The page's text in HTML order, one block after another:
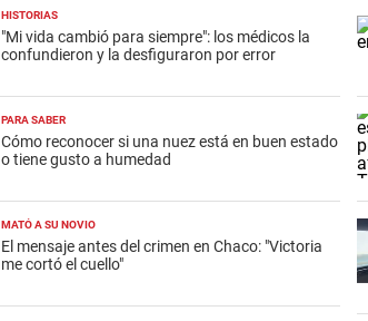
HISTORIAS
"Mi vida cambió para siempre": los médicos la
confundieron y la desfiguraron por error
PARA SABER
Cómo reconocer si una nuez está en buen estado
o tiene gusto a humedad
MATÓ A SU NOVIO
El mensaje antes del crimen en Chaco: "Victoria
me cortó el cuello"